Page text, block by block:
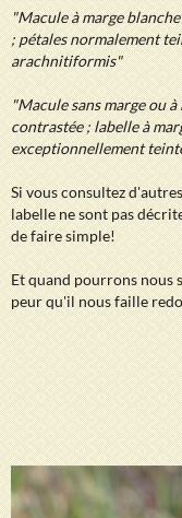
"Macule à marge
; pétales normalement
arachnitiformis"
"Macule sans marge ou
contrastée ; labelle à
exceptionnellement
Si vous consultez
labelle ne sont pas
de faire simple!
Et quand pourrons nous
peur qu'il nous faille